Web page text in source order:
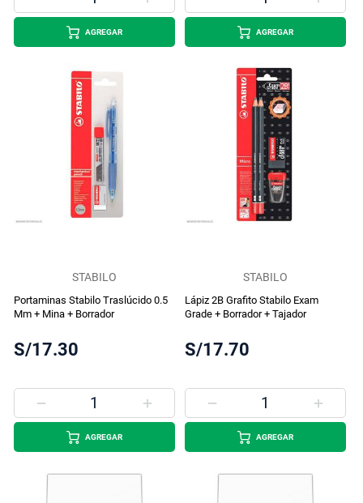
AGREGAR AGREGAR
STABILO
Portaminas Stabilo Traslúcido 0.5
Mm + Mina + Borrador
S/17.30
AGREGAR
STABILO
Lápiz 2B Grafito Stabilo Exam
Grade + Borrador + Tajador
S/17.70
AGREGAR